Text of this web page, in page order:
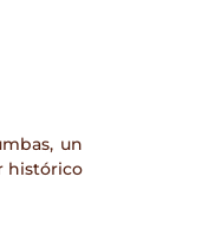
un
histórico